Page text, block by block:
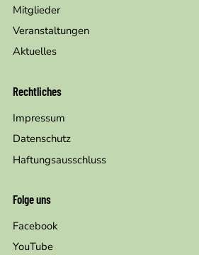
Mitglieder
Veranstaltungen
Aktuelles
Rechtliches
Impressum
Datenschutz
Haftungsausschluss
Folge uns
Facebook
YouTube